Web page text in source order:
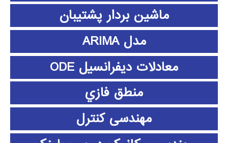
ماشین بردار پشتیبان
مدل ARIMA
معادلات دیفرانسیل ODE
منطق فازي
مهندسی کنترل